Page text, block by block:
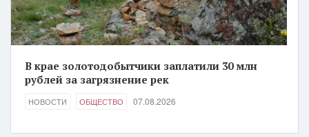
В крае золотодобытчики заплатили 30 млн
рублей за загрязнение рек
НОВОСТИ ОБЩЕСТВО 07.08.2026